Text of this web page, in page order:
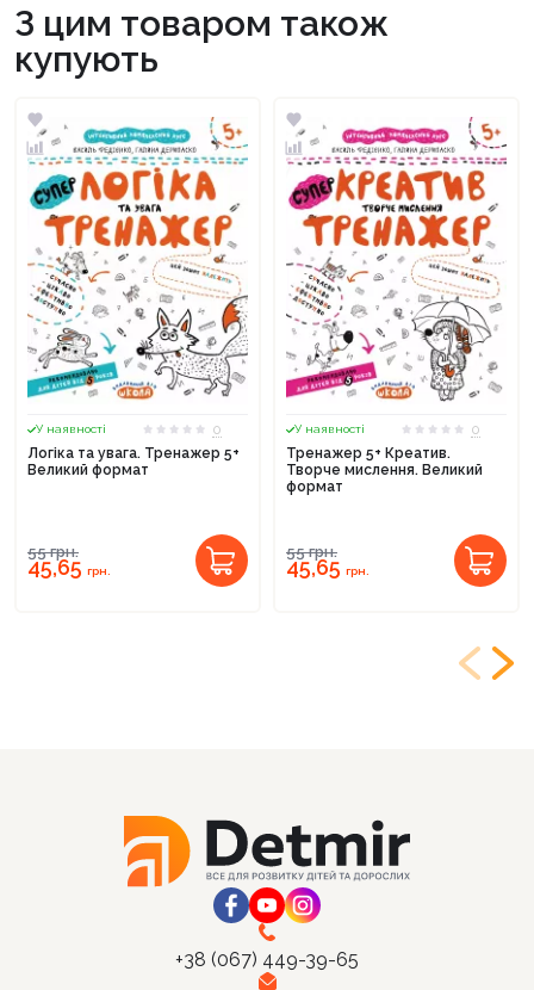
З цим товаром також
купують
У наявності
0
Логіка та увага. Тренажер 5+
Великий формат
55грн.
45,65 грн.
У наявності
0
Тренажер 5+ Креатив.
Творче мислення. Великий
формат
55грн.
45,65 грн.
+38 (067) 449-39-65